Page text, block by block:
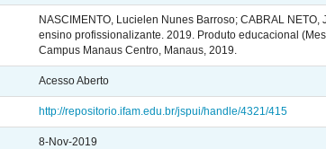
NASCIMENTO, Lucielen Nunes Barroso; CABRAL
ensino profissionalizante. 2019. Produto educacional
Campus Manaus Centro, Manaus, 2019.
Acesso Aberto
http://repositorio.ifam.edu.br/jspui/handle/4321/415
8-Nov-2019